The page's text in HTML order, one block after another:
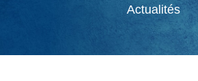
Actualités